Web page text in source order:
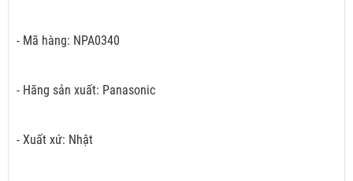
- Mã hàng: NPA0340
- Hãng sản xuất: Panasonic
- Xuất xứ: Nhật